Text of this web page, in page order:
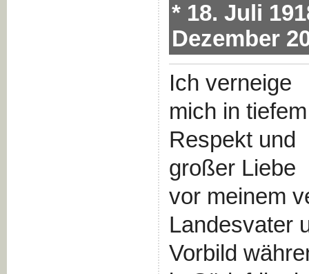
* 18. Juli
Dezember
Ich verneige
mich in tiefem
Respekt und
großer Liebe
vor meinem
Landesvater
Vorbild